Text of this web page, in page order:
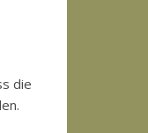
die